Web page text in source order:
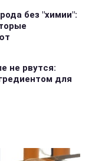
без "химии":
не рвутся:
для